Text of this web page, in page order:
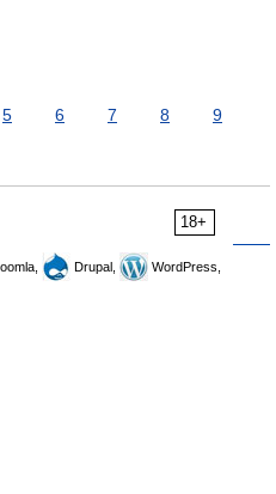
5 6 7 8
9
18+
Drupal,
WordPress,